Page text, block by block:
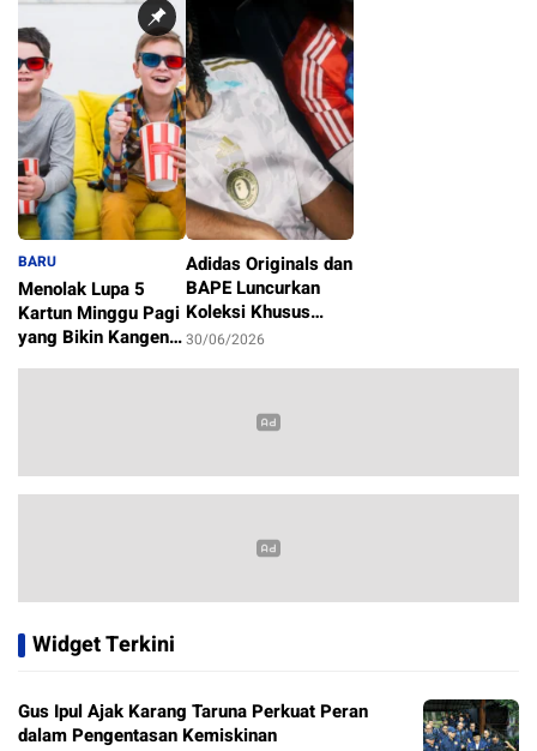
BARU
Menolak Lupa 5
Kartun Minggu Pagi
yang Bikin Kangen
1/07/2026
Adidas Originals dan
BAPE Luncurkan
Koleksi Khusus
Sambut Piala Dunia
30/06/2026
Widget Terkini
Gus Ipul Ajak Karang Taruna Perkuat Peran
dalam Pengentasan Kemiskinan